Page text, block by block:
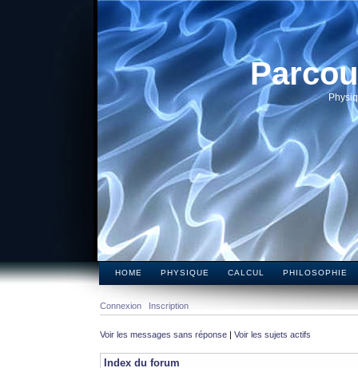
HOME PHYSIQUE CALCUL PHILOSOPHIE
Connexion Inscription
Voir les messages sans réponse | Voir les sujets actifs
Index du forum